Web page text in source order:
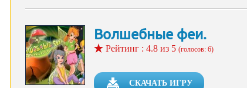
Волшебные феи.
Рейтинг : 4.8 из 5 (голосов: 6)
СКАЧАТЬ ИГРУ